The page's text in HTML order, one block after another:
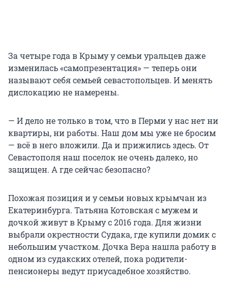
За четыре года в Крыму у семьи уральцев даже
изменилась «самопрезентация» — теперь они
называют себя семьей севастопольцев. И менять
дислокацию не намерены.
— И дело не только в том, что в Перми у нас нет ни
квартиры, ни работы. Наш дом мы уже не бросим
— всё в него вложили. Да и прижились здесь. От
Севастополя наш поселок не очень далеко, но
защищен. А где сейчас безопасно?
Похожая позиция и у семьи новых крымчан из
Екатеринбурга. Татьяна Котовская с мужем и
дочкой живут в Крыму с 2016 года. Для жизни
выбрали окрестности Судака, где купили домик с
небольшим участком. Дочка Вера нашла работу в
одном из судакских отелей, пока родители-
пенсионеры ведут приусадебное хозяйство.